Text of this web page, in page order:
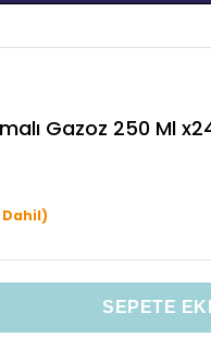
Gazoz 250 Ml
Dahil)